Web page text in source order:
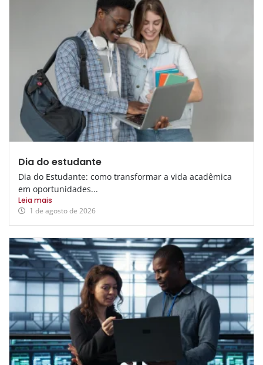
Dia do estudante
Dia do Estudante: como transformar a vida acadêmica
em oportunidades...
Leia mais
1 de agosto de 2026